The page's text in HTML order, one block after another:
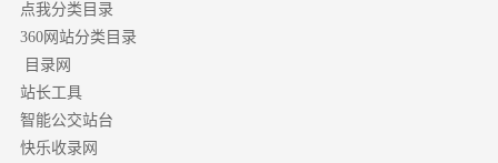
点我分类目录
360网站分类目录
目录网
站长工具
智能公交站台
快乐收录网